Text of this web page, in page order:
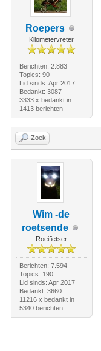
Roepers
Kilometervreter
Berichten: 2.883
Topics: 90
Lid sinds: Apr 2017
Bedankt: 3087
3333 x bedankt in
1413 berichten
Zoek
Wim -de
roetsende
Roeifietser
Berichten: 7.594
Topics: 190
Lid sinds: Apr 2017
Bedankt: 3660
11216 x bedankt in
5340 berichten